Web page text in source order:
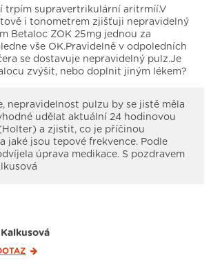
trpím supravertrikulární aritrmíí.V
i tonometrem zjišťuji nepravidelný
Betaloc ZOK 25mg jednou za
vše OK.Pravidelně v odpoledních
se dostavuje nepravidelný pulz.Je
zvýšit, nebo doplnit jiným lékem?
nepravidelnost pulzu by se jistě měla
udělat aktuální 24 hodinovou
a zjistit, co je příčinou
jaké jsou tepové frekvence. Podle
úprava medikace. S pozdravem